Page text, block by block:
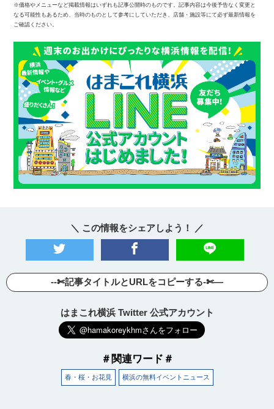
※価格やメニューなど掲載情報はいずれも記事公開時のものです。記事内容は今後予告なく変更と
なる可能性もあるため、当時のものとして参考にしていただき、店舗・施設等にて必ず最新情報を
ご確認ください。
＼ この情報をシェアしよう！ ／
--✄記事タイトルとURLをコピーする-✄—
はまこれ横浜 Twitter 公式アカウント
＃関連ワード＃
春・桜・お花見 横浜の無料イベントニュース